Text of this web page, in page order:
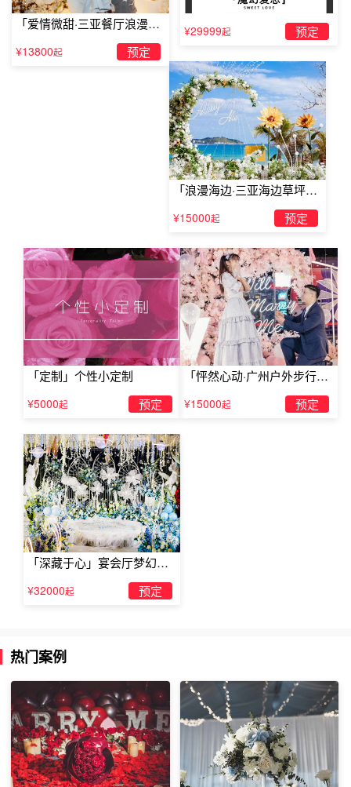
没有你，就像没有水的鱼，没有你，就像没有颜色的花，我
的世界只有你，让我好好爱你一生，嫁给我吧!!!
答应，我明天就出家，天天念着经，求佛祖保佑我，快点娶
到你这女菩萨。阿弥陀佛!
想你在朝朝暮暮、念你在时时刻刻、爱你在分分秒秒、疼你
在点点滴滴、想你乱、乱、乱头绪、不想又伤、伤、伤自
「爱情微甜·三亚餐厅浪漫求
婚」
¥13800起 预定
¥29999起 预定
「浪漫海边·三亚海边草坪浪
¥15000起 预定
「定制」个性小定制
¥5000起 预定
「怦然心动·广州户外步行街
求婚」
¥15000起 预定
「深藏于心」宴会厅梦幻主
¥32000起 预定
热门案例